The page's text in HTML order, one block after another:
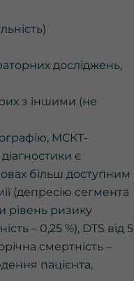
досліджень,
з іншими (не
МСКТ-
є
більш доступним
(депресію сегмента
рівень ризику
– 0,25 %), DTS від 5
смертність –
пацієнта,